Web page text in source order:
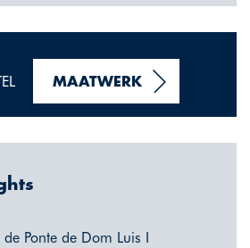
MAATWERK
Ponte de Dom Luis I